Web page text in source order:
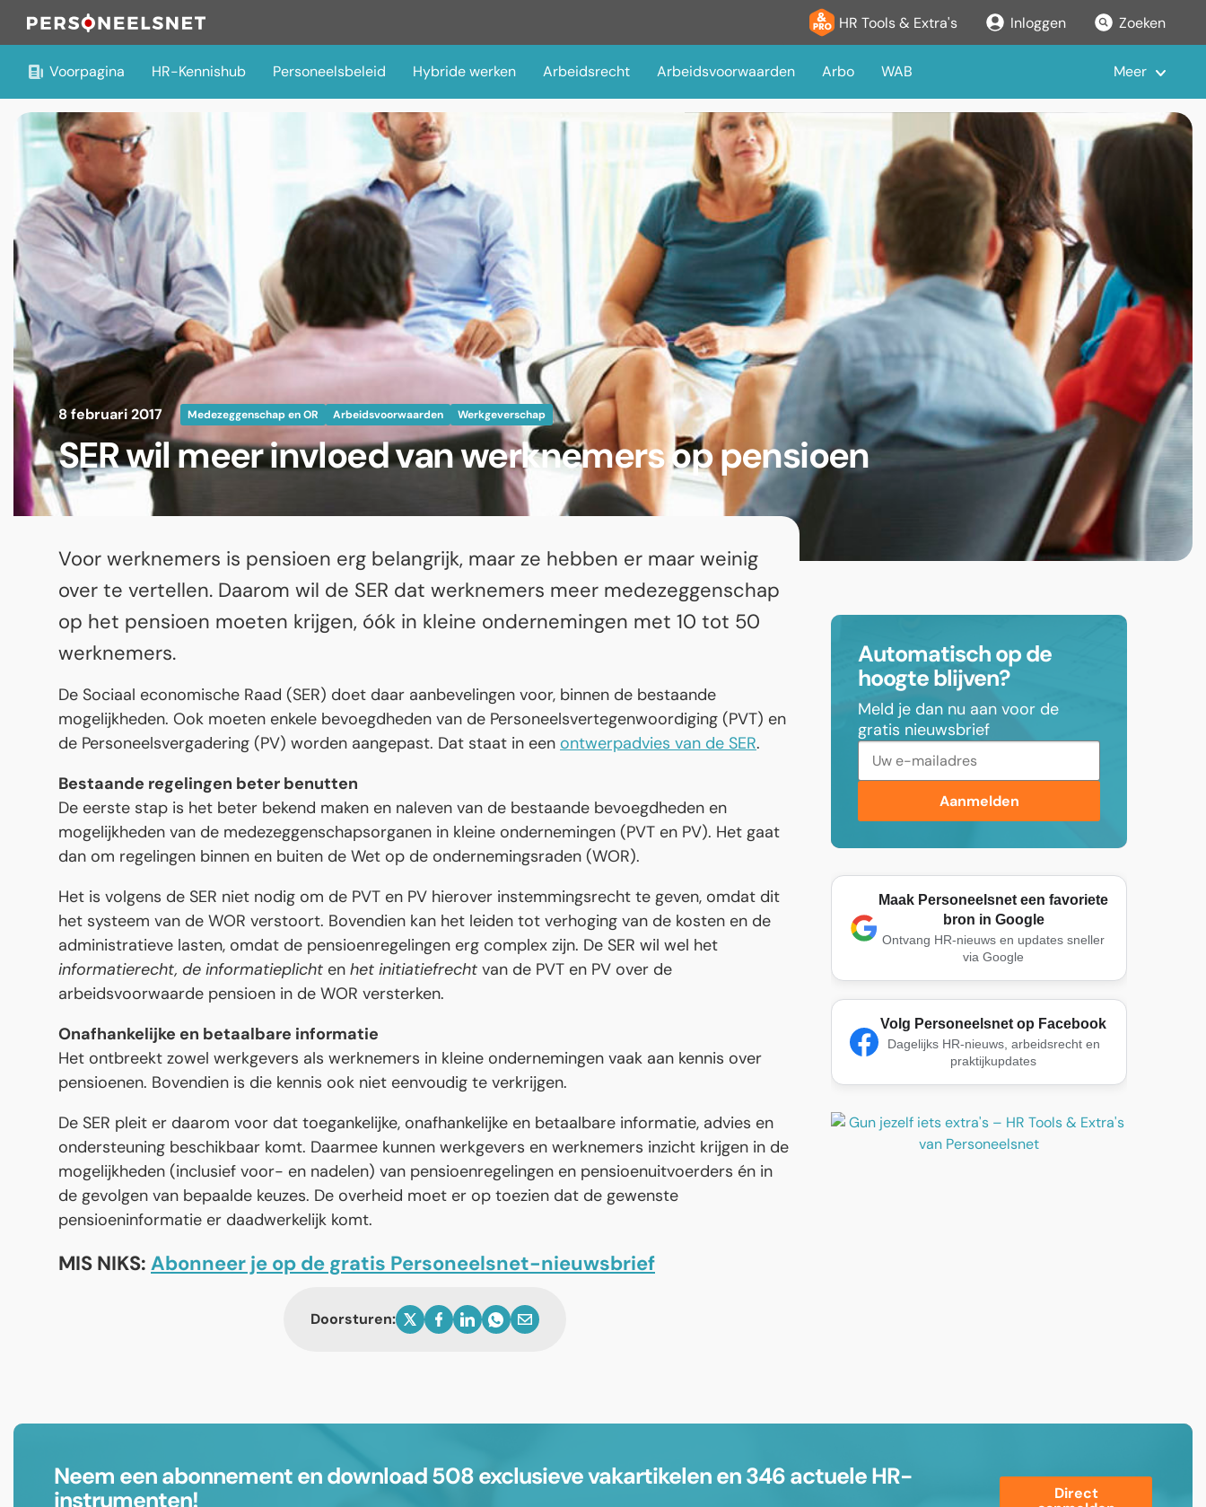
HR Tools & Extra's Inloggen Zoeken
Voorpagina HR-Kennishub Personeelsbeleid Hybride werken Arbeidsrecht Arbeidsvoorwaarden Arbo WAB Meer
8 februari 2017 Medezeggenschap en OR Arbeidsvoorwaarden Werkgeverschap
SER wil meer invloed van werknemers op pensioen
Voor werknemers is pensioen erg belangrijk, maar ze hebben er maar weinig
over te vertellen. Daarom wil de SER dat werknemers meer medezeggenschap
op het pensioen moeten krijgen, óók in kleine ondernemingen met 10 tot 50
werknemers.
De Sociaal economische Raad (SER) doet daar aanbevelingen voor, binnen de bestaande
mogelijkheden. Ook moeten enkele bevoegdheden van de Personeelsvertegenwoordiging (PVT) en
de Personeelsvergadering (PV) worden aangepast. Dat staat in een ontwerpadvies van de SER.
Bestaande regelingen beter benutten
De eerste stap is het beter bekend maken en naleven van de bestaande bevoegdheden en
mogelijkheden van de medezeggenschapsorganen in kleine ondernemingen (PVT en PV). Het gaat
dan om regelingen binnen en buiten de Wet op de ondernemingsraden (WOR).
Het is volgens de SER niet nodig om de PVT en PV hierover instemmingsrecht te geven, omdat dit
het systeem van de WOR verstoort. Bovendien kan het leiden tot verhoging van de kosten en de
administratieve lasten, omdat de pensioenregelingen erg complex zijn. De SER wil wel het
informatierecht, de informatieplicht en het initiatiefrecht van de PVT en PV over de
arbeidsvoorwaarde pensioen in de WOR versterken.
Onafhankelijke en betaalbare informatie
Het ontbreekt zowel werkgevers als werknemers in kleine ondernemingen vaak aan kennis over
pensioenen. Bovendien is die kennis ook niet eenvoudig te verkrijgen.
De SER pleit er daarom voor dat toegankelijke, onafhankelijke en betaalbare informatie, advies en
ondersteuning beschikbaar komt. Daarmee kunnen werkgevers en werknemers inzicht krijgen in de
mogelijkheden (inclusief voor- en nadelen) van pensioenregelingen en pensioenuitvoerders én in
de gevolgen van bepaalde keuzes. De overheid moet er op toezien dat de gewenste
pensioeninformatie er daadwerkelijk komt.
MIS NIKS: Abonneer je op de gratis Personeelsnet-nieuwsbrief
Doorsturen:
Automatisch op de
hoogte blijven?
Meld je dan nu aan voor de
gratis nieuwsbrief
Aanmelden
Maak Personeelsnet een favoriete
bron in Google
Ontvang HR-nieuws en updates sneller
via Google
Volg Personeelsnet op Facebook
Dagelijks HR-nieuws, arbeidsrecht en
praktijkupdates
Neem een abonnement en download 508 exclusieve vakartikelen en 346 actuele HR-
instrumenten!
Direct